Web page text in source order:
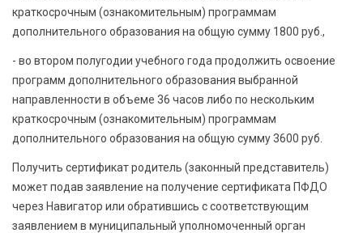
краткосрочным (ознакомительным) программам
дополнительного образования на общую сумму 1800 руб.,
- во втором полугодии учебного года продолжить освоение
программ дополнительного образования выбранной
направленности в объеме 36 часов либо по нескольким
краткосрочным (ознакомительным) программам
дополнительного образования на общую сумму 3600 руб.
Получить сертификат родитель (законный представитель)
может подав заявление на получение сертификата ПФДО
через Навигатор или обратившись с соответствующим
заявлением в муниципальный уполномоченный орган